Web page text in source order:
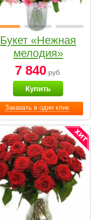
Заказать в один клик
Букет «Нежная
мелодия»
7 840руб.
Купить